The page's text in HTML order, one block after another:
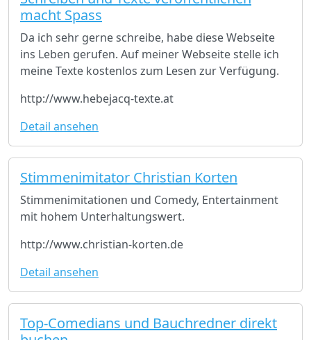
macht Spass
Da ich sehr gerne schreibe, habe diese Webseite
ins Leben gerufen. Auf meiner Webseite stelle ich
meine Texte kostenlos zum Lesen zur Verfügung.
http://www.hebejacq-texte.at
Detail ansehen
Stimmenimitator Christian Korten
Stimmenimitationen und Comedy, Entertainment
mit hohem Unterhaltungswert.
http://www.christian-korten.de
Detail ansehen
Top-Comedians und Bauchredner direkt